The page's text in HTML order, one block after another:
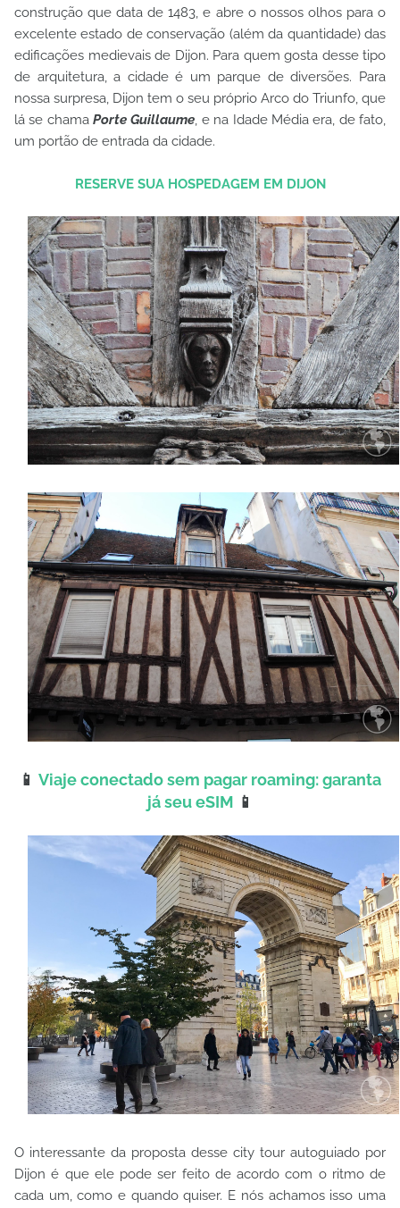
construção que data de 1483, e abre o nossos olhos para o
excelente estado de conservação (além da quantidade) das
edificações medievais de Dijon. Para quem gosta desse tipo
de arquitetura, a cidade é um parque de diversões. Para
nossa surpresa, Dijon tem o seu próprio Arco do Triunfo, que
lá se chamaPorte Guillaume, e na Idade Média era, de fato,
um portão de entrada da cidade.
RESERVE SUA HOSPEDAGEM EM DIJON
📱 Viaje conectado sem pagar roaming: garanta
já seu eSIM 📱
O interessante da proposta desse city tour autoguiado por
Dijon é que ele pode ser feito de acordo com o ritmo de
cada um, como e quando quiser. E nós achamos isso uma